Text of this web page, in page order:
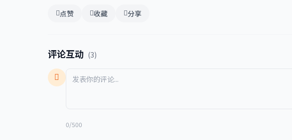
点赞 收藏 分享
评论互动 (3)
0/500